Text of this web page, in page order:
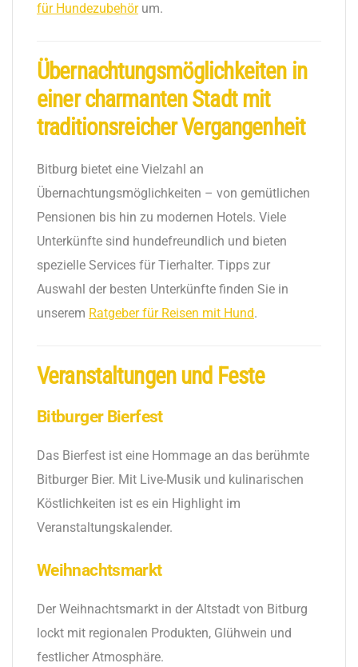
für Hundezubehörum.
Übernachtungsmöglichkeiten in
einer charmanten Stadt mit
traditionsreicher Vergangenheit
Bitburg bietet eine Vielzahl an
Übernachtungsmöglichkeiten – von gemütlichen
Pensionen bis hin zu modernen Hotels. Viele
Unterkünfte sind hundefreundlich und bieten
spezielle Services für Tierhalter. Tipps zur
Auswahl der besten Unterkünfte finden Sie in
unserem Ratgeber für Reisen mit Hund.
Veranstaltungen und Feste
Bitburger Bierfest
Das Bierfest ist eine Hommage an das berühmte
Bitburger Bier. Mit Live-Musik und kulinarischen
Köstlichkeiten ist es ein Highlight im
Veranstaltungskalender.
Weihnachtsmarkt
Der Weihnachtsmarkt in der Altstadt von Bitburg
lockt mit regionalen Produkten, Glühwein und
festlicher Atmosphäre.